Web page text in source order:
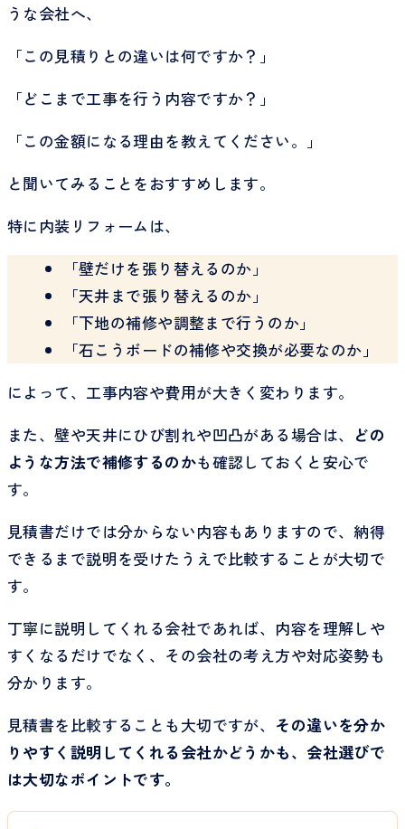
うな会社へ、
「この見積りとの違いは何ですか？」
「どこまで工事を行う内容ですか？」
「この金額になる理由を教えてください。」
と聞いてみることをおすすめします。
特に内装リフォームは、
「壁だけを張り替えるのか」
「天井まで張り替えるのか」
「下地の補修や調整まで行うのか」
「石こうボードの補修や交換が必要なのか」
によって、工事内容や費用が大きく変わります。
また、壁や天井にひび割れや凹凸がある場合は、 どの
ような方法で補修するのかも確認しておくと安心で
す。
見積書だけでは分からない内容もありますので、納得
できるまで説明を受けたうえで比較することが大切で
す。
丁寧に説明してくれる会社であれば、内容を理解しや
すくなるだけでなく、その会社の考え方や対応姿勢も
分かります。
見積書を比較することも大切ですが、 その違いを分か
りやすく説明してくれる会社かどうかも、会社選びで
は大切なポイントです。